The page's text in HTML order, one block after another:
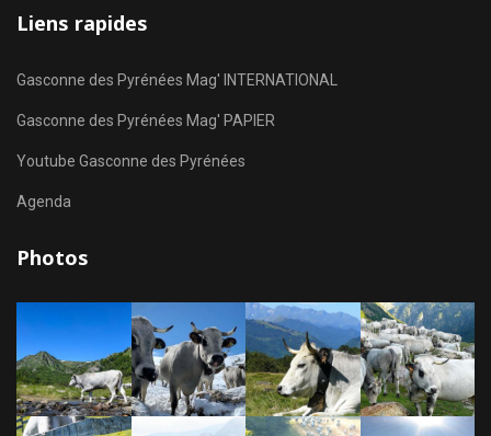
Liens rapides
Gasconne des Pyrénées Mag' INTERNATIONAL
Gasconne des Pyrénées Mag' PAPIER
Youtube Gasconne des Pyrénées
Agenda
Photos